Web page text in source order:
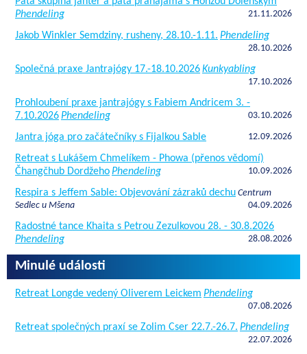
Phendeling
21.11.2026
Jakob Winkler Semdziny, rusheny, 28.10.-1.11. Phendeling
28.10.2026
Společná praxe Jantrajógy 17.-18.10.2026Kunkyabling
17.10.2026
Prohloubení praxe jantrajógy s Fabiem Andricem 3. -
7.10.2026Phendeling 03.10.2026
Jantra jóga pro začátečníky s Fijalkou Sable 12.09.2026
Retreat s Lukášem Chmelíkem - Phowa (přenos vědomí)
Čhangčhub DordžehoPhendeling 10.09.2026
Respira s Jeffem Sable: Objevování zázraků dechu Centrum
Sedlec u Mšena
04.09.2026
Radostné tance Khaita s Petrou Zezulkovou 28. - 30.8.2026
Phendeling
28.08.2026
Minulé události
Retreat Longde vedený Oliverem Leickem Phendeling
07.08.2026
Retreat společných praxí se Zolim Cser 22.7.-26.7. Phendeling
22.07.2026